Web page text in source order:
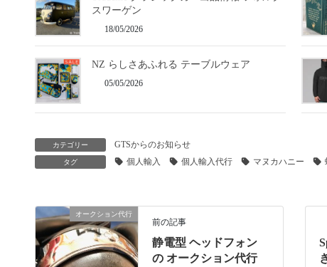
スワーゲン
18/05/2026
NZ らしさあふれる テーブルウェア
05/05/2026
カテゴリー GTSからのお知らせ
タグ 個人輸入 個人輸入代行 マヌカハニー
オークション代行
前の記事
静電型 ヘッドフォン
の オークション代行